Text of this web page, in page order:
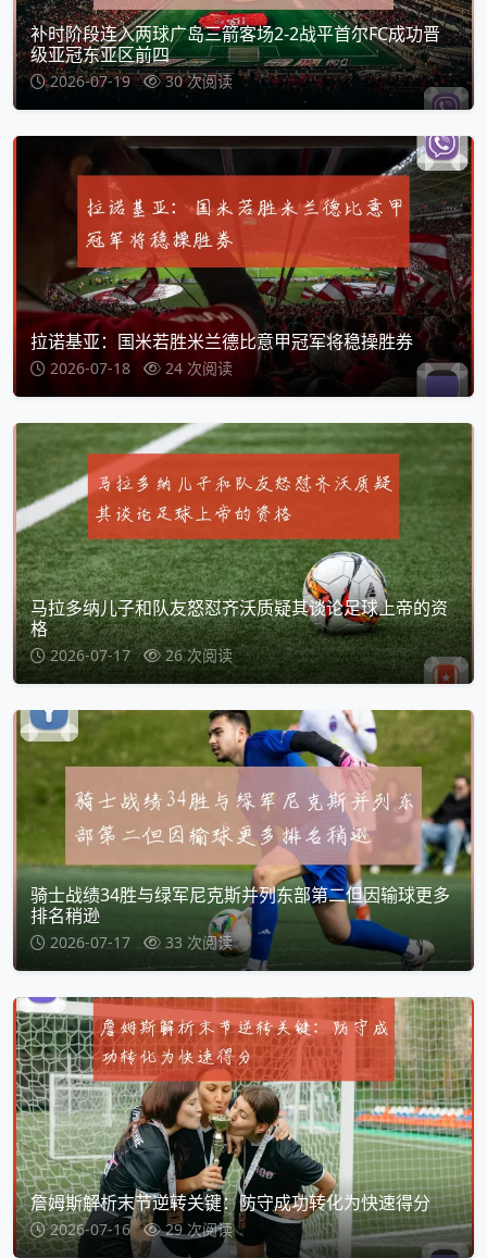
补时阶段连入两球广岛三箭客场2-2战平首尔FC成功晋
级亚冠东亚区前四
2026-07-19 30 次阅读
拉诺基亚：国米若胜米兰德比意甲冠军将稳操胜券
2026-07-18 24 次阅读
马拉多纳儿子和队友怒怼齐沃质疑其谈论足球上帝的资
格
2026-07-17 26 次阅读
骑士战绩34胜与绿军尼克斯并列东部第二但因输球更多
排名稍逊
2026-07-17 33 次阅读
詹姆斯解析末节逆转关键：防守成功转化为快速得分
2026-07-16 29 次阅读